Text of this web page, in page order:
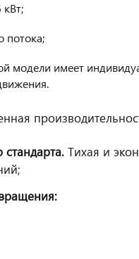
потока;
модели имеет
Тихая и